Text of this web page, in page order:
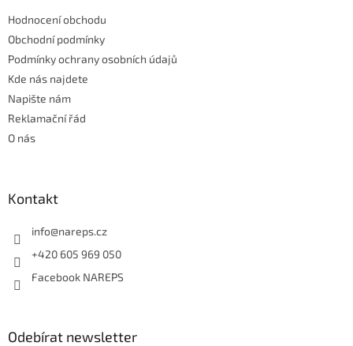
Hodnocení obchodu
Obchodní podmínky
Podmínky ochrany osobních údajů
Kde nás najdete
Napište nám
Reklamační řád
O nás
Kontakt
info@nareps.cz
+420 605 969 050
Facebook NAREPS
Odebírat newsletter